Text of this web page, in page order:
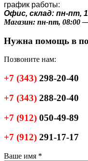
график работы:
Офис, склад: пн-пт,
Магазин: пн-пт, 08:00
Нужна помощь в
Позвоните нам:
+7 (343) 298-20-40
+7 (343) 288-20-40
+7 (912) 050-49-89
+7 (912) 291-17-17
Ваше имя *